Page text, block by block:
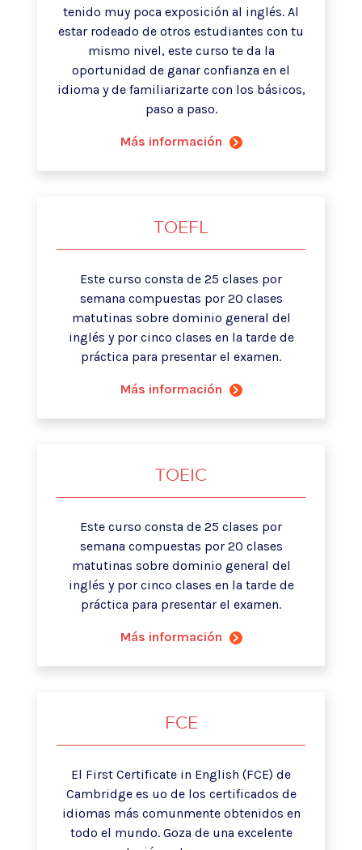
tenido muy poca exposición al inglés. Al
estar rodeado de otros estudiantes con tu
mismo nivel, este curso te da la
oportunidad de ganar confianza en el
idioma y de familiarizarte con los básicos,
paso a paso.
Más información
TOEFL
Este curso consta de 25 clases por
semana compuestas por 20 clases
matutinas sobre dominio general del
inglés y por cinco clases en la tarde de
práctica para presentar el examen.
Más información
TOEIC
Este curso consta de 25 clases por
semana compuestas por 20 clases
matutinas sobre dominio general del
inglés y por cinco clases en la tarde de
práctica para presentar el examen.
Más información
FCE
El First Certificate in English (FCE) de
Cambridge es uo de los certificados de
idiomas más comunmente obtenidos en
todo el mundo. Goza de una excelente